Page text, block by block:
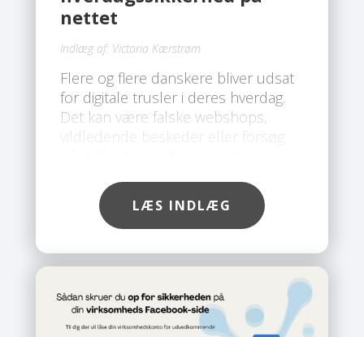
nettet
Indlæg af: Victoria Kærstrøm
Flere og flere danskere bliver udsat
for digitale trusler i deres hverdag.
Det kan være falske webshops,
vildledende beskeder eller forsøg
mere avancerede, er der behov for
en løsning, der giver en mere
omfattende beskyttelse end klassisk
antivirus. Her skiller Safe Mini sig ud.
LÆS INDLÆG